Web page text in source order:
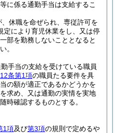
に係る通勤手当は支給するこ
、休職を命ぜられ、専従許可を
定により育児休業をし、又は停
部を勤務しないこととなると
。
手当の支給を受けている職員
条第1項の職員たる要件を具
の額が適正であるかどうかを
求め、又は通勤の実情を実地
時確認するものとする。
1項及び第3項の規則で定めるや